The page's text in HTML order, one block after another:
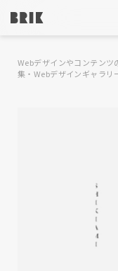
Webデザインやコンテンツ
集・Webデザインギャラリ